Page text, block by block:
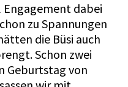
Engagement dabei
zu Spannungen
die Büsi auch
Schon zwei
Geburtstag von